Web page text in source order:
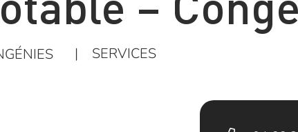
| SERVICES